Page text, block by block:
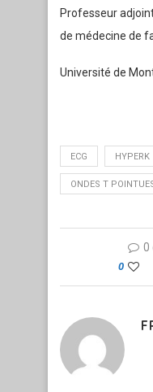
Professeur
de médecine de
Université de
ECG HYPERK
ONDES T
0
0